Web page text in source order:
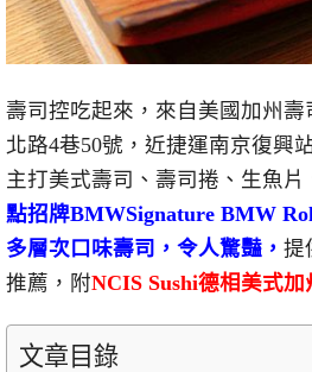
壽司控吃起來，來自美國加州壽
北路4巷50號，近捷運南京復興
主打美式壽司、壽司捲、生魚
點招牌BMWSignature BMW
多層次口味壽司，令人驚豔， 提
推薦，附NCIS Sushi德相美式
文章目錄